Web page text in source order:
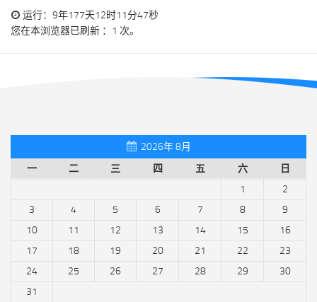
运行：9年177天12时11分47秒
您在本浏览器已刷新 ：1 次。
2026年 8月
一
二 三 四 五 六 日
1
2
3
4 5 6 7 8
9
10
11 12 13 14 15
16
17
18 19 20 21 22
23
24
25 26 27 28 29
30
31